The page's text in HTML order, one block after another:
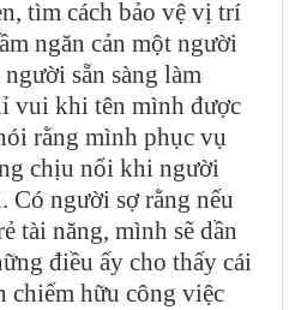
tìm cách bảo vệ vị trí
ngăn cản một người
sẵn sàng làm
vui khi tên mình được
rằng mình phục vụ
chịu nổi khi người
Có người sợ rằng nếu
tài năng, mình sẽ dần
điều ấy cho thấy cái
chiếm hữu công việc